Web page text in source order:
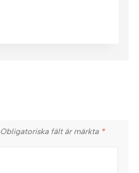
Obligatoriska fält är märkta *